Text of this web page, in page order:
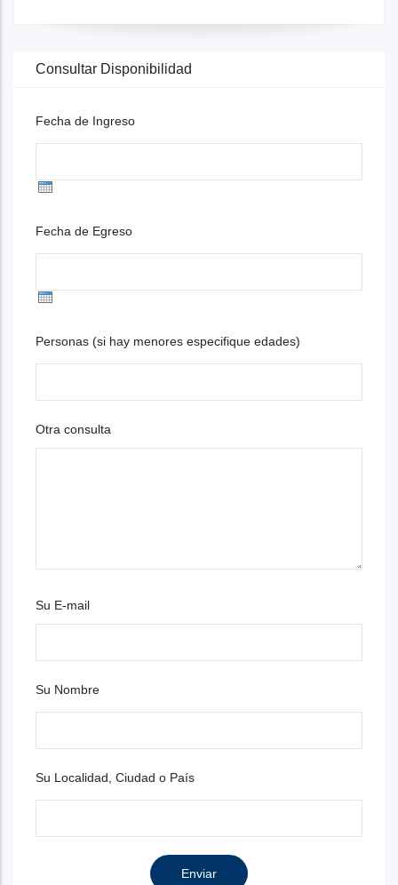
Consultar Disponibilidad
Fecha de Ingreso
Fecha de Egreso
Personas (si hay menores especifique edades)
Otra consulta
Su E-mail
Su Nombre
Su Localidad, Ciudad o País